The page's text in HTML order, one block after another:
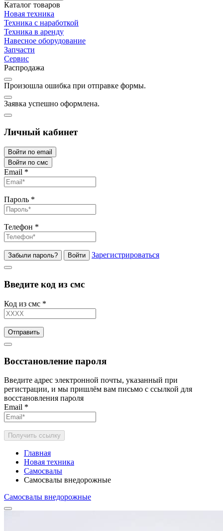
Каталог товаров
Новая техника
Техника с наработкой
Техника в аренду
Навесное оборудование
Запчасти
Сервис
Распродажа
Произошла ошибка при отправке формы.
Заявка успешно оформлена.
Личный кабинет
Войти по email
Войти по смс
Email *
Пароль *
Телефон *
Забыли пароль? Войти Зарегистрироваться
Введите код из смс
Код из смс *
Отправить
Восстановление пароля
Введите адрес электронной почты, указанный при
регистрации, и мы пришлём вам письмо с ссылкой для
восстановления пароля
Email *
Получить ссылку
Главная
Новая техника
Самосвалы
Самосвалы внедорожные
Самосвалы внедорожные